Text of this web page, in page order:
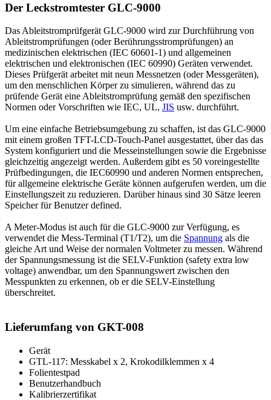
Der Leckstromtester GLC-9000
Das Ableitstromprüfgerät GLC-9000 wird zur Durchführung von
Ableitstromprüfungen (oder Berührungsstromprüfungen) an
medizinischen elektrischen (IEC 60601-1) und allgemeinen
elektrischen und elektronischen (IEC 60990) Geräten verwendet.
Dieses Prüfgerät arbeitet mit neun Messnetzen (oder Messgeräten),
um den menschlichen Körper zu simulieren, während das zu
prüfende Gerät eine Ableitstromprüfung gemäß den spezifischen
Normen oder Vorschriften wie IEC, UL, JIS usw. durchführt.
Um eine einfache Betriebsumgebung zu schaffen, ist das GLC-9000
mit einem großen TFT-LCD-Touch-Panel ausgestattet, über das das
System konfiguriert und die Messeinstellungen sowie die Ergebnisse
gleichzeitig angezeigt werden. Außerdem gibt es 50 voreingestellte
Prüfbedingungen, die IEC60990 und anderen Normen entsprechen,
für allgemeine elektrische Geräte können aufgerufen werden, um die
Einstellungszeit zu reduzieren. Darüber hinaus sind 30 Sätze leeren
Speicher für Benutzer defined.
A Meter-Modus ist auch für die GLC-9000 zur Verfügung, es
verwendet die Mess-Terminal (T1/T2), um die Spannung als die
gleiche Art und Weise der normalen Voltmeter zu messen. Während
der Spannungsmessung ist die SELV-Funktion (safety extra low
voltage) anwendbar, um den Spannungswert zwischen den
Messpunkten zu erkennen, ob er die SELV-Einstellung
überschreitet.
Lieferumfang von GKT-008
Gerät
GTL-117: Messkabel x 2, Krokodilklemmen x 4
Folientestpad
Benutzerhandbuch
Kalibrierzertifikat